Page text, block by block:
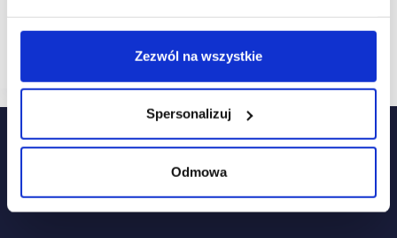
Zezwól na wszystkie
Spersonalizuj
Odmowa
jeśli punktowo odbije konsumpcja, to nie ma się
powinien być rokiem czynszu od obrotu, a w 2022…